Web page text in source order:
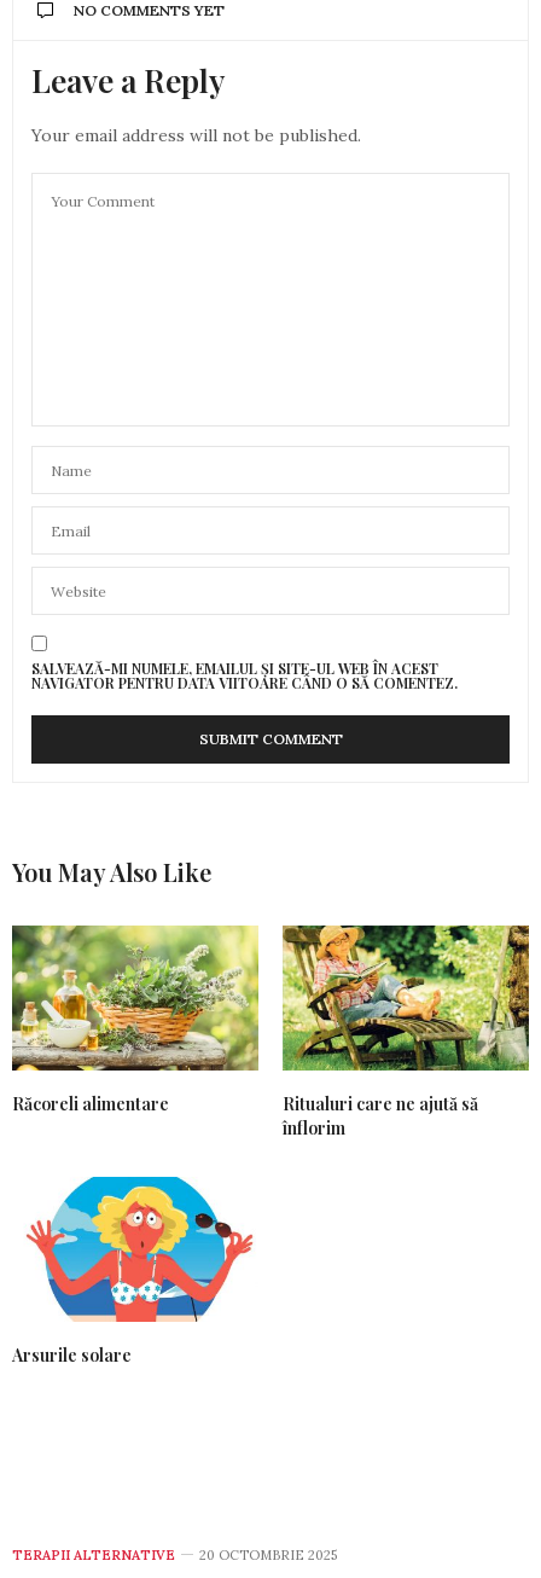
NO COMMENTS YET
Leave a Reply
Your email address will not be published.
SALVEAZĂ-MI NUMELE, EMAILUL ȘI SITE-UL WEB ÎN ACEST
NAVIGATOR PENTRU DATA VIITOARE CÂND O SĂ COMENTEZ.
You May Also Like
Răcoreli alimentare
Ritualuri care ne ajută să
înflorim
Arsurile solare
TERAPII ALTERNATIVE 20 OCTOMBRIE 2025